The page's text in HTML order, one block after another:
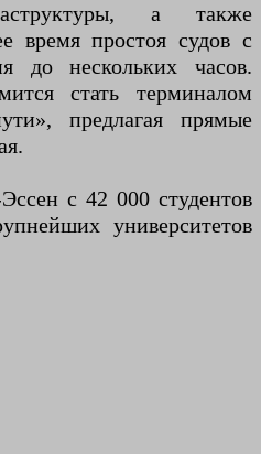
а также
время простоя судов с
до нескольких часов.
стать терминалом
предлагая прямые
с 42 000 студентов
университетов